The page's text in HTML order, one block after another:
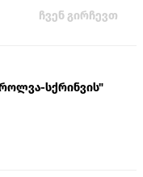
ჩვენ გირჩევთ
სქრინვის"